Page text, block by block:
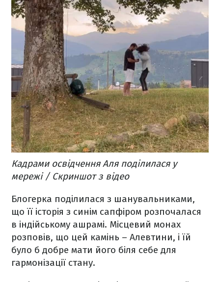
Кадрами освідчення Аля поділилася у
мережі / Скриншот з відео
Блогерка поділилася з шанувальниками,
що її історія з синім сапфіром розпочалася
в індійському ашрамі. Місцевий монах
розповів, що цей камінь – Алевтини, і їй
було б добре мати його біля себе для
гармонізації стану.